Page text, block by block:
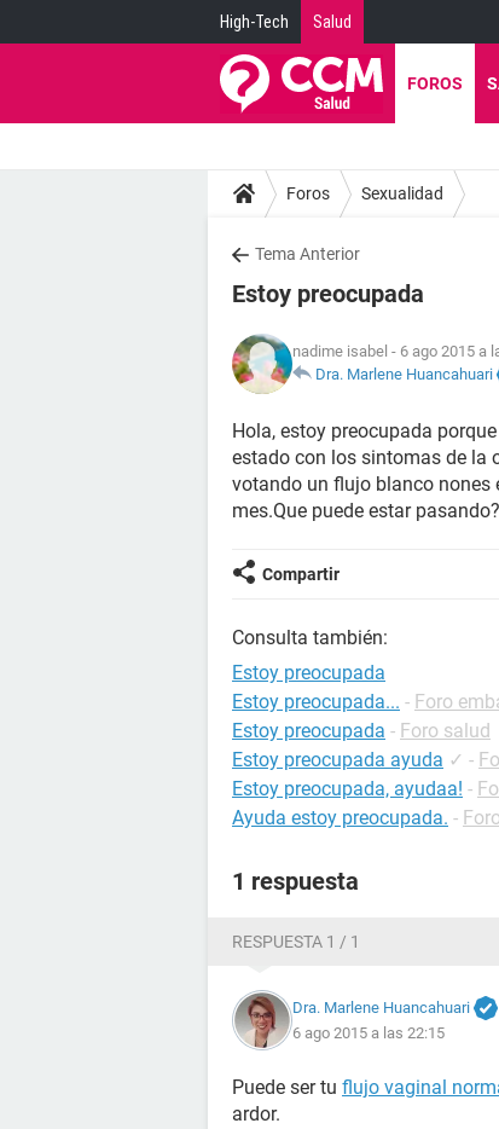
High-Tech Salud
FOROS
Foros Sexualidad
Tema Anterior
Estoy preocupada
nadime isabel - 6 ago 2015 a
Dra. Marlene Huancahuari
Hola, estoy preocupada
estado con los sintomas de la
votando un flujo blanco nones
mes.Que puede estar
Compartir
Consulta también:
Estoy preocupada
Estoy preocupada... - Foro
Estoy preocupada - Foro salud
Estoy preocupada ayuda ✓ -
Estoy preocupada, ayudaa! -
Ayuda estoy preocupada. -
1 respuesta
RESPUESTA 1 / 1
Dra. Marlene Huancahuari
6 ago 2015 a las 22:15
Puede ser tu flujo vaginal
ardor.